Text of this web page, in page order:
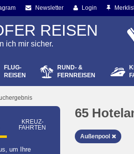
Newsletter Login
Passwort
REISEN
ich mir sicher.
FLUG-
REISEN
RUND- &
FERNREISEN
KREUZ­
FAHRTEN
um Ihre
65
Außenpool